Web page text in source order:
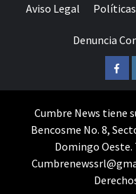
Aviso Legal
Denuncia
Cumbre News tiene
Bencosme No. 8,
Domingo Oeste.